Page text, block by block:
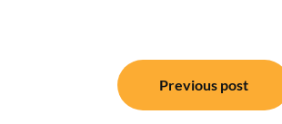
Previous post